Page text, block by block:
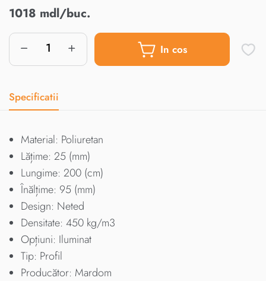
1018 mdl/buc.
In cos
Specificatii
Material: Poliuretan
Lățime: 25 (mm)
Lungime: 200 (cm)
Înălțime: 95 (mm)
Design: Neted
Densitate: 450 kg/m3
Opțiuni: Iluminat
Tip: Profil
Producător: Mardom